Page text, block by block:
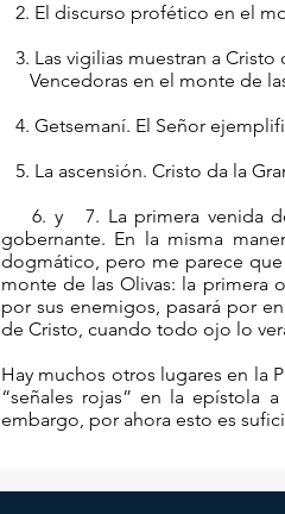
2. El discurso profético en el
3. Las vigilias muestran a
Vencedoras en el monte de las
4. Getsemaní. El Señor
5. La ascensión. Cristo da la
6. y 7. La primera venida de
gobernante. En la misma
dogmático, pero me parece
monte de las Olivas: la primera
por sus enemigos, pasará por
de Cristo, cuando todo ojo lo
Hay muchos otros lugares en la
“señales rojas” en la epístola
embargo, por ahora esto es